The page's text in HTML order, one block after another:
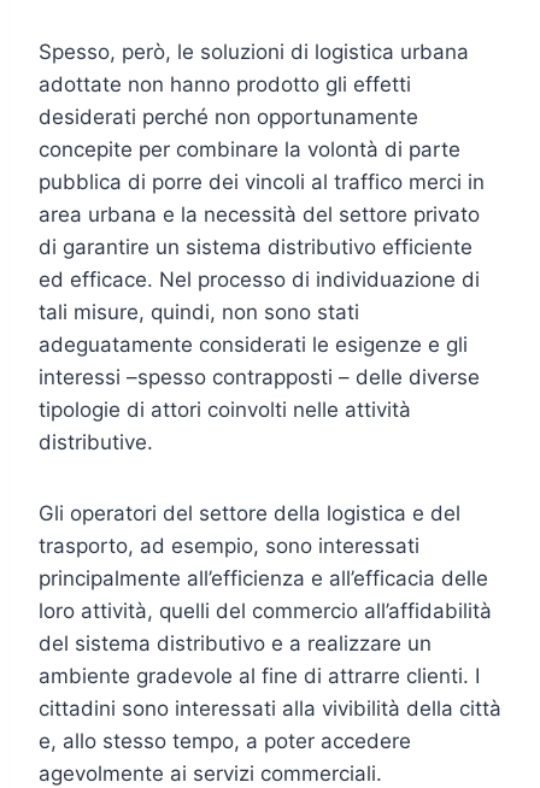
Spesso, però, le soluzioni di logistica urbana
adottate non hanno prodotto gli effetti
desiderati perché non opportunamente
concepite per combinare la volontà di parte
pubblica di porre dei vincoli al traffico merci in
area urbana e la necessità del settore privato
di garantire un sistema distributivo efficiente
ed efficace. Nel processo di individuazione di
tali misure, quindi, non sono stati
adeguatamente considerati le esigenze e gli
interessi –spesso contrapposti – delle diverse
tipologie di attori coinvolti nelle attività
distributive.
Gli operatori del settore della logistica e del
trasporto, ad esempio, sono interessati
principalmente all’efficienza e all’efficacia delle
loro attività, quelli del commercio all’affidabilità
del sistema distributivo e a realizzare un
ambiente gradevole al fine di attrarre clienti. I
cittadini sono interessati alla vivibilità della città
e, allo stesso tempo, a poter accedere
agevolmente ai servizi commerciali.